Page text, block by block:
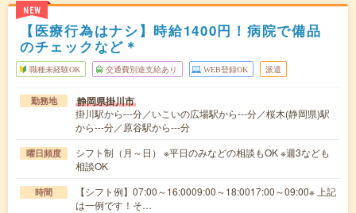
NEW
【医療行為はナシ】時給1400円！病院で備品
のチェックなど＊
職種未経験OK 交通費別途支給あり WEB登録OK 派遣
勤務地 静岡県掛川市
掛川駅から---分／いこいの広場駅から---分／桜木(静岡県)駅
から---分／原谷駅から---分
曜日頻度
シフト制（月～日） ※平日のみなどの相談もOK ※週3なども
相談OK
時間
【シフト例】07:00～16:0009:00～18:0017:00～09:00※ 上記
は一例です！そ…